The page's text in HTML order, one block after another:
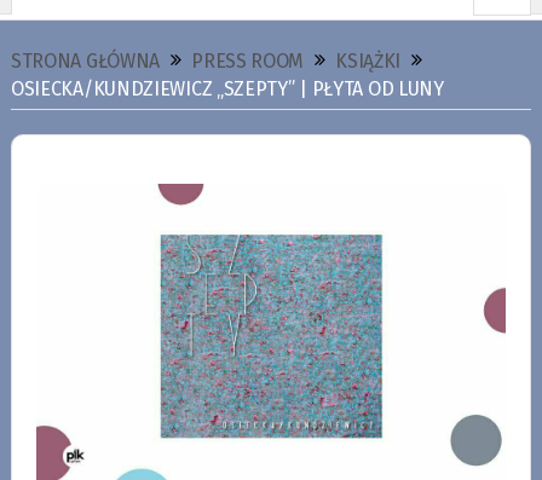
STRONA GŁÓWNA PRESS ROOM
KSIĄŻKI
OSIECKA/KUNDZIEWICZ „SZEPTY” | PŁYTA OD LUNY